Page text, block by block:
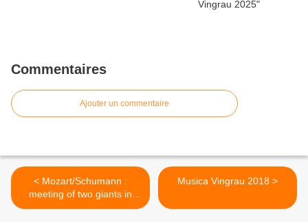
Commentaires
Ajouter un commentaire
< Mozart/Schumann :
meeting of two giants in
Perpignan (66) | Live Music
Musica Vingrau 2018 >